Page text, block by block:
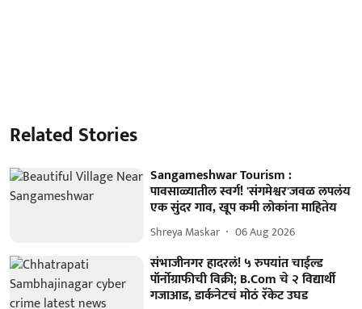
Related Stories
Sangameshwar Tourism :
पावसाळ्यातील स्वर्ग! 'संगमेश्वर'जवळ लपलंय
एक सुंदर गाव, खूप कमी लोकांना माहितेय
Shreya Maskar 06 Aug 2026
संभाजीनगर हादरलं! ५ रुपयांत चाईल्ड
पॉर्नोग्राफीची विक्री; B.Com चे २ विद्यार्थी
गजाआड, डार्कनेटचं मोठं रॅकेट उघड